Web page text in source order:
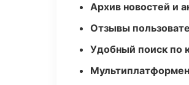
Архив новостей и
Отзывы
Удобный поиск по